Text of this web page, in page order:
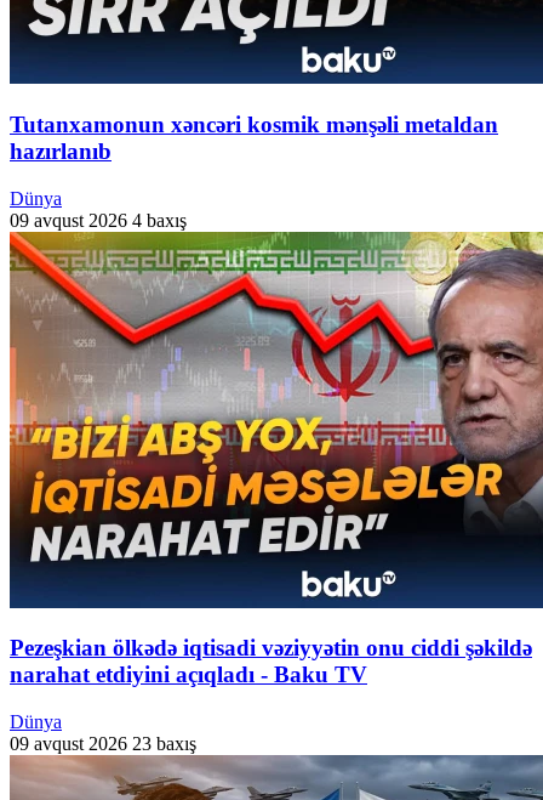
Tutanxamonun xəncəri kosmik mənşəli metaldan
hazırlanıb
Dünya
09 avqust 2026 4 baxış
Pezeşkian ölkədə iqtisadi vəziyyətin onu ciddi şəkildə
narahat etdiyini açıqladı - Baku TV
Dünya
09 avqust 2026 23 baxış